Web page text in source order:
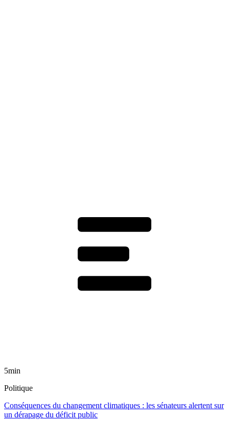
5min
Politique
Conséquences du changement climatiques : les sénateurs alertent sur
un dérapage du déficit public